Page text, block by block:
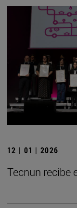
12 | 01 | 2026
Tecnun recibe